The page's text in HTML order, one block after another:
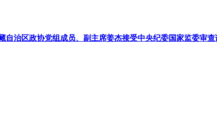
自治区政协党组成员、副主席姜杰接受中央纪委国家监委审查